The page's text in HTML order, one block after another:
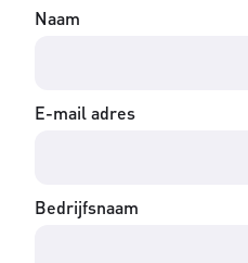
Naam
E-mail adres
Bedrijfsnaam